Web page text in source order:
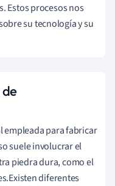
Estos procesos nos
su tecnología y su
empleada para fabricar
suele involucrar el
piedra dura, como el
diferentes